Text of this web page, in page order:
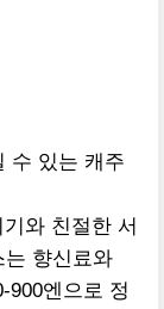
수 있는 캐주
와 친절한 서
향신료와
900엔으로 정